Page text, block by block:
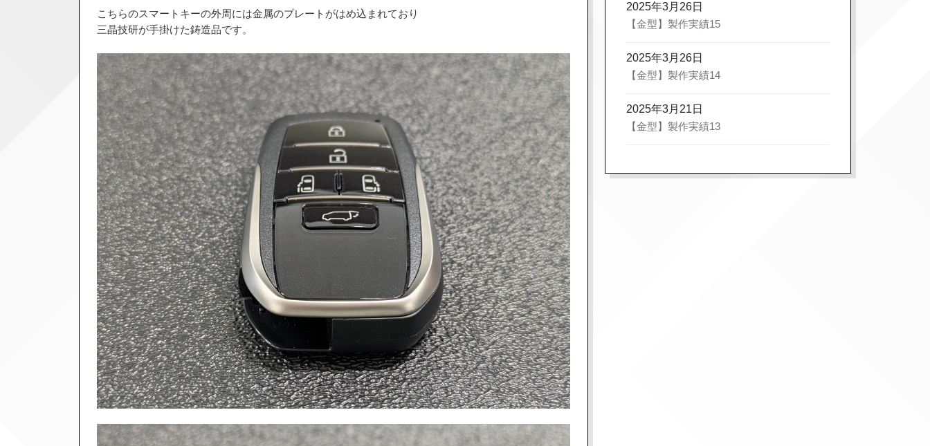
こちらのスマートキーの外周には金属のプレートがはめ込まれており
三晶技研が手掛けた鋳造品です。
2025年3月26日
【金型】製作実績15
2025年3月26日
【金型】製作実績14
2025年3月21日
【金型】製作実績13